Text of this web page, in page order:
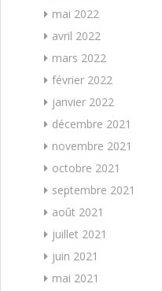
mai 2022
avril 2022
mars 2022
février 2022
janvier 2022
décembre 2021
novembre 2021
octobre 2021
septembre 2021
août 2021
juillet 2021
juin 2021
mai 2021